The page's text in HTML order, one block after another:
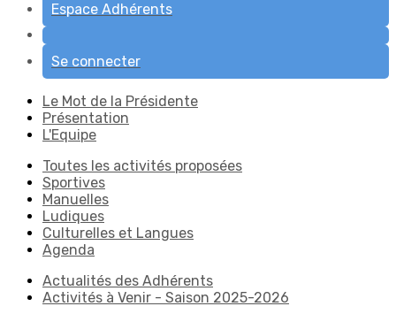
Espace Adhérents
Se connecter
Le Mot de la Présidente
Présentation
L'Equipe
Toutes les activités proposées
Sportives
Manuelles
Ludiques
Culturelles et Langues
Agenda
Actualités des Adhérents
Activités à Venir - Saison 2025-2026